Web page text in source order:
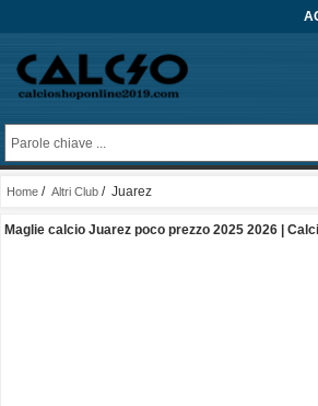
Home / Altri Club / Juarez
Maglie calcio Juarez poco prezzo 2025 2026 |